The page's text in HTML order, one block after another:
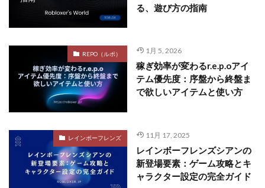
る、遊び方の指南
REPO（ルポ） 1月 5, 2026
稼ぎ効率が変わるr.e.p.oアイ
テム優先度：序盤から終盤ま
で欲しいアイテムと使い方
レインボーフレンズ 11月 17, 2025
レインボーフレンズシアンの
新登場要素：ゲーム攻略とキ
ャラクター設定の完全ガイド